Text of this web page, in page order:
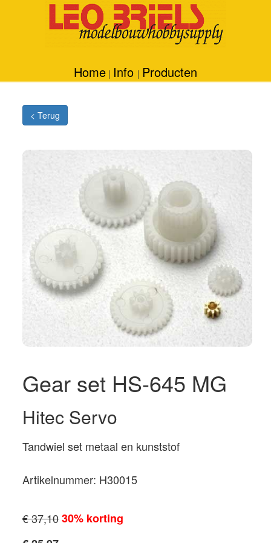
Home | Info | Producten
< Terug
Gear set HS-645 MG
Hitec Servo
Tandwiel set metaal en kunststof
Artikelnummer: H30015
€ 37,1030% korting